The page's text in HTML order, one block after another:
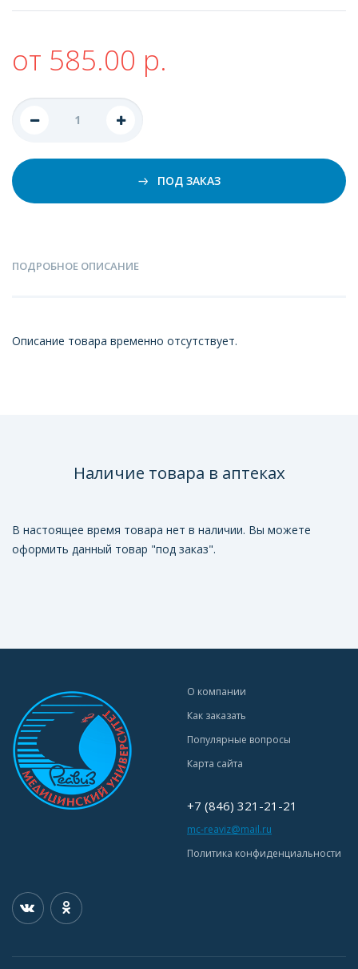
от 585.00 р.
ПОД ЗАКАЗ
ПОДРОБНОЕ ОПИСАНИЕ
Описание товара временно отсутствует.
Наличие товара в аптеках
В настоящее время товара нет в наличии. Вы можете
оформить данный товар "под заказ".
О компании
Как заказать
Популярные вопросы
Карта сайта
+7 (846) 321-21-21
mc-reaviz@mail.ru
Политика конфиденциальности